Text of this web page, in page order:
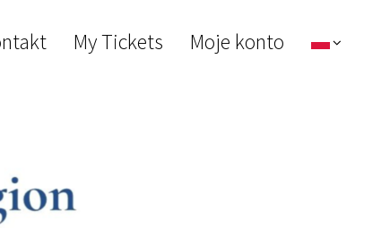
My Tickets Moje konto